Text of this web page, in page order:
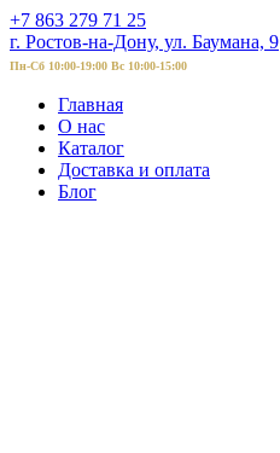
+7 863 279 71 25
г. Ростов-на-Дону, ул. Баумана, 9
Пн-Сб 10:00-19:00 Вс 10:00-15:00
Главная
О нас
Каталог
Доставка и оплата
Блог